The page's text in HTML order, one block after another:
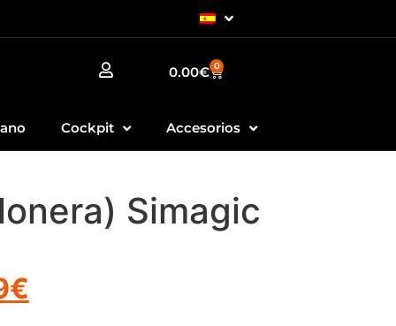
0.00€ 0
Cockpit Accesorios
Simagic
€